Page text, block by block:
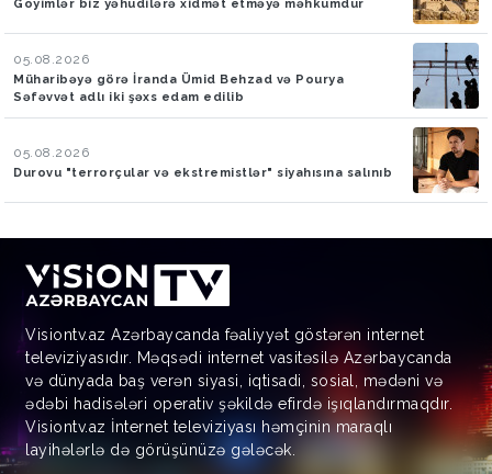
Goyimlər biz yəhudilərə xidmət etməyə məhkumdur
05.08.2026
Müharibəyə görə İranda Ümid Behzad və Pourya
Səfəvvət adlı iki şəxs edam edilib
05.08.2026
Durovu "terrorçular və ekstremistlər" siyahısına salınıb
Visiontv.az Azərbaycanda fəaliyyət göstərən internet
televiziyasıdır. Məqsədi internet vasitəsilə Azərbaycanda
və dünyada baş verən siyasi, iqtisadi, sosial, mədəni və
ədəbi hadisələri operativ şəkildə efirdə işıqlandırmaqdır.
Visiontv.az İnternet televiziyası həmçinin maraqlı
layihələrlə də görüşünüzə gələcək.